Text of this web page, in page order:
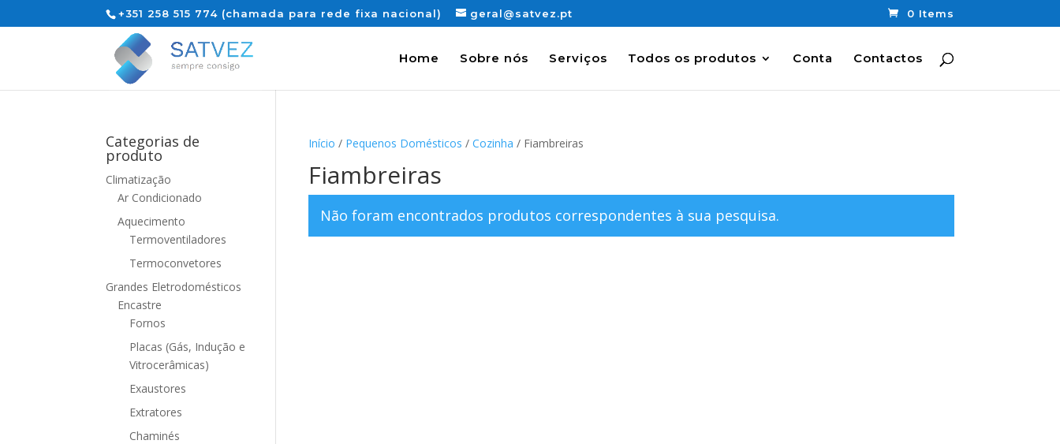
+351 258 515 774 (chamada para rede fixa nacional) geral@satvez.pt 0 Items
Home Sobre nós Serviços Todos os produtos Conta Contactos
Início / Pequenos Domésticos /Cozinha / Fiambreiras
Fiambreiras
Não foram encontrados produtos correspondentes à sua pesquisa.
Categorias de
produto
Climatização
Ar Condicionado
Aquecimento
Termoventiladores
Termoconvetores
Grandes Eletrodomésticos
Encastre
Fornos
Placas (Gás, Indução e
Vitrocerâmicas)
Exaustores
Extratores
Chaminés